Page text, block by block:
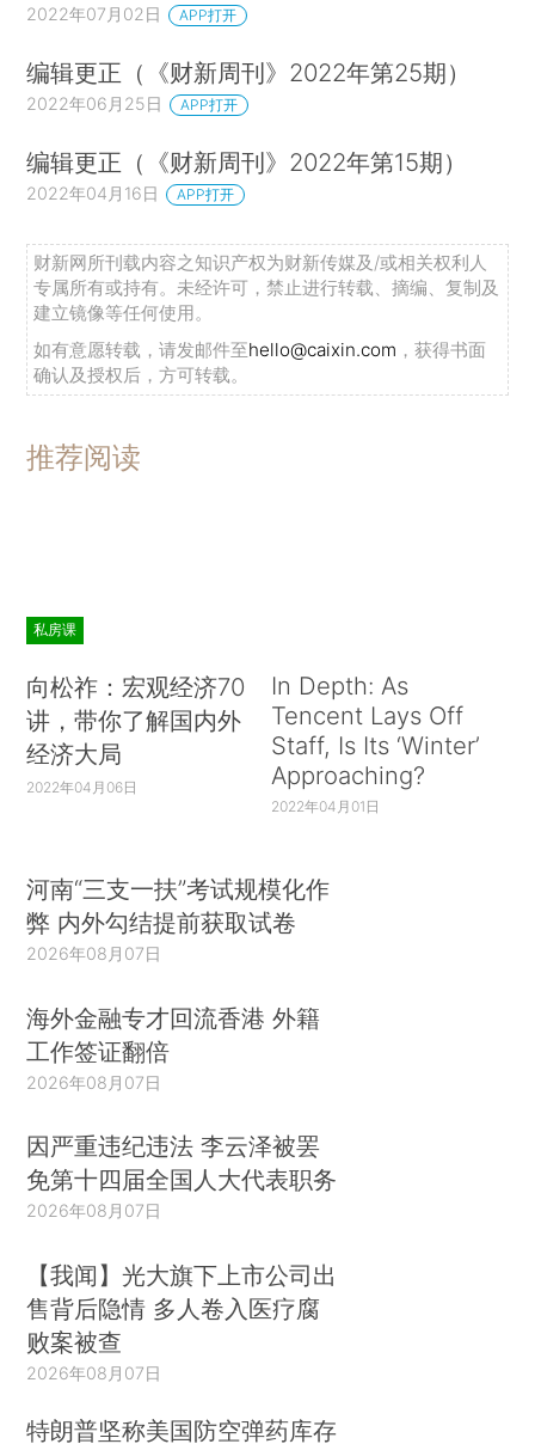
2022年07月02日 APP打开
编辑更正（《财新周刊》2022年第25期）
2022年06月25日 APP打开
编辑更正（《财新周刊》2022年第15期）
2022年04月16日 APP打开
财新网所刊载内容之知识产权为财新传媒及/或相关权利人
专属所有或持有。未经许可，禁止进行转载、摘编、复制及
建立镜像等任何使用。
如有意愿转载，请发邮件至hello@caixin.com ，获得书面
确认及授权后，方可转载。
推荐阅读
私房课
向松祚：宏观经济70
讲，带你了解国内外
经济大局
2022年04月06日
In Depth: As
Tencent Lays Off
Staff, Is Its ‘Winter’
Approaching?
2022年04月01日
河南“三支一扶”考试规模化作
弊 内外勾结提前获取试卷
2026年08月07日
海外金融专才回流香港 外籍
工作签证翻倍
2026年08月07日
因严重违纪违法 李云泽被罢
免第十四届全国人大代表职务
2026年08月07日
【我闻】光大旗下上市公司出
售背后隐情 多人卷入医疗腐
败案被查
2026年08月07日
特朗普坚称美国防空弹药库存